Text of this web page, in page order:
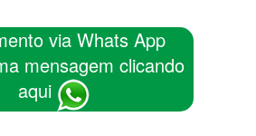
via Whats App
mensagem clicando
aqui